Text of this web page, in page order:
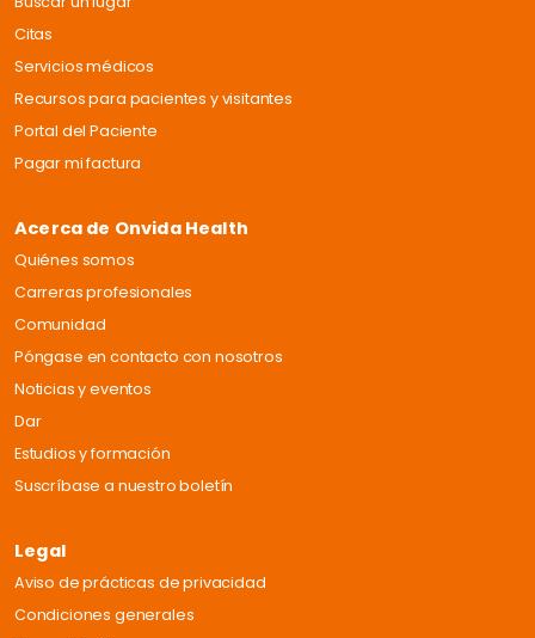
Citas
Servicios médicos
Recursos para pacientes y visitantes
Portal del Paciente
Pagar mi factura
Acerca de Onvida Health
Quiénes somos
Carreras profesionales
Comunidad
Póngase en contacto con nosotros
Noticias y eventos
Dar
Estudios y formación
Suscríbase a nuestro boletín
Legal
Aviso de prácticas de privacidad
Condiciones generales